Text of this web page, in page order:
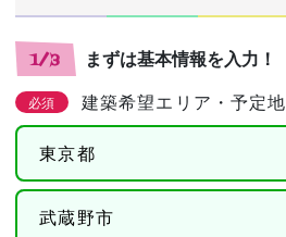
1/3 まずは基本情報を入力！
必須 建築希望エリア・予定地